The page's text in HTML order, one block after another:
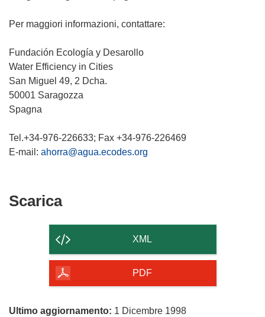
Per maggiori informazioni, contattare:
Fundación Ecología y Desarollo
Water Efficiency in Cities
San Miguel 49, 2 Dcha.
50001 Saragozza
Spagna
Tel.+34-976-226633; Fax +34-976-226469
E-mail: ahorra@agua.ecodes.org
ScaricaScarica
contenuto
della
pagina
XML
PDF
Ultimo aggiornamento: 1 Dicembre 1998